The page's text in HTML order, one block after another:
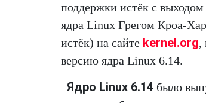
поддержки истёк с
ядра Linux Грегом Кроа-
истёк) на сайте kernel.org,
версию ядра Linux 6.14.
Ядро Linux 6.14 было